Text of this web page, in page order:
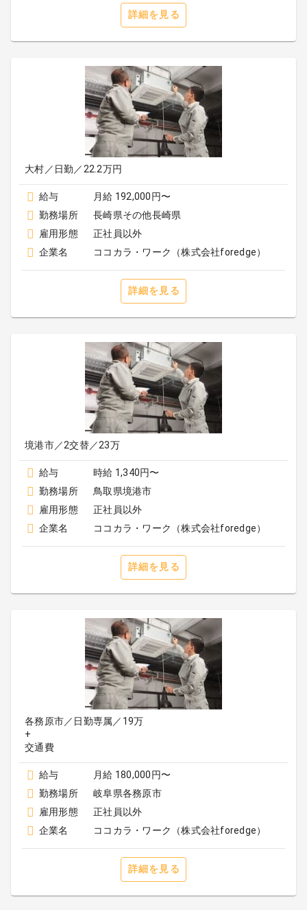
詳細を見る
大村／日勤／22.2万円
給与
月給 192,000円〜
勤務場所
長崎県その他長崎県
雇用形態
正社員以外
企業名
ココカラ・ワーク（株式会社foredge）
詳細を見る
境港市／2交替／23万
給与
時給 1,340円〜
勤務場所
鳥取県境港市
雇用形態
正社員以外
企業名
ココカラ・ワーク（株式会社foredge）
詳細を見る
各務原市／日勤専属／19万
+
交通費
給与
月給 180,000円〜
勤務場所
岐阜県各務原市
雇用形態
正社員以外
企業名
ココカラ・ワーク（株式会社foredge）
詳細を見る